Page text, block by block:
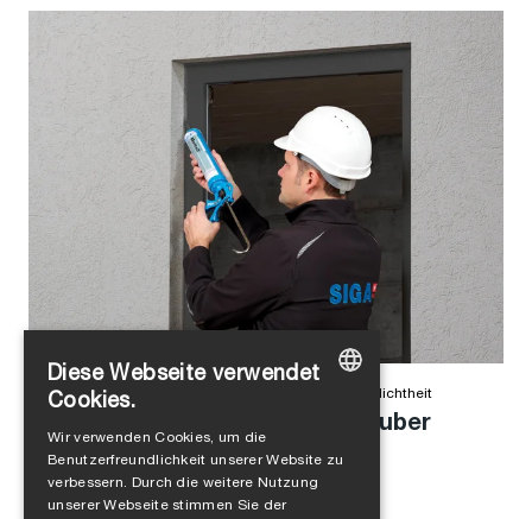
Alejandro Jimenez Luftdichtheit
Anschlussfuge einfach und sauber
abdichten
ENGLISH
FRENCH
Diese Webseite verwendet
Cookies.
Wir verwenden Cookies, um die
Benutzerfreundlichkeit unserer Website zu
verbessern. Durch die weitere Nutzung
unserer Webseite stimmen Sie der